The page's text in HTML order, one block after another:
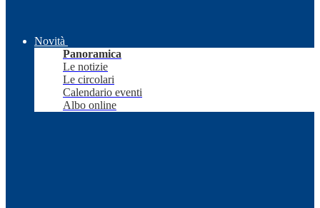
Novità
Panoramica
Le notizie
Le circolari
Calendario eventi
Albo online